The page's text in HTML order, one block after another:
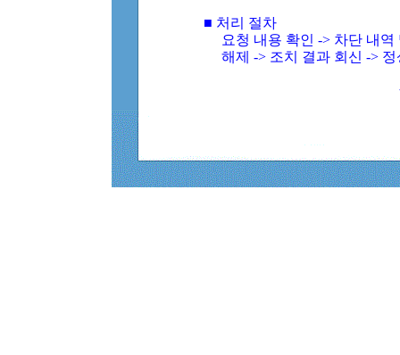
■ 처리 절차
요청 내용 확인 -> 차단 내
해제 -> 조치 결과 회신 ->